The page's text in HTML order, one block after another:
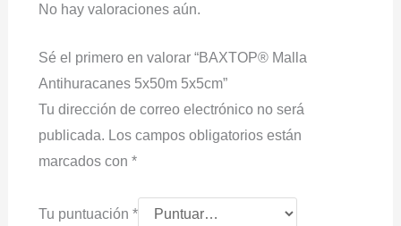
No hay valoraciones aún.
Sé el primero en valorar “BAXTOP® Malla
Antihuracanes 5x50m 5x5cm”
Tu dirección de correo electrónico no será
publicada. Los campos obligatorios están
marcados con *
Tu puntuación *